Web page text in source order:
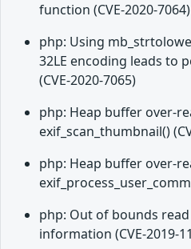
function (CVE-2020-7064)
php: Using
32LE encoding leads to
(CVE-2020-7065)
php: Heap buffer over-
exif_scan_thumbnail()
php: Heap buffer over-
php: Out of bounds
information (CVE-2019-